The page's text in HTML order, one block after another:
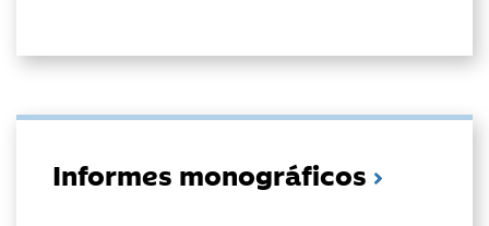
Informes monográficos